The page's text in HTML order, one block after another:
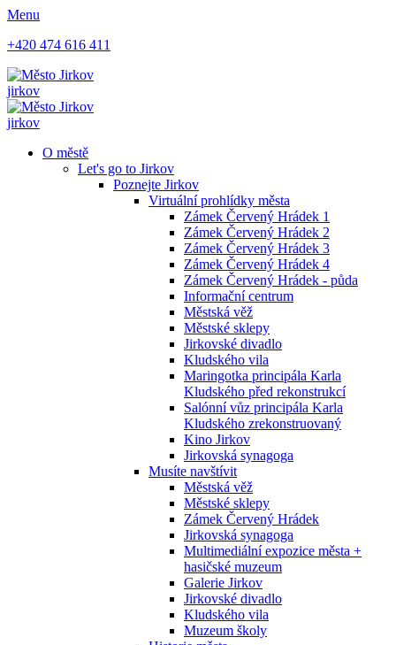
Menu
+420 474 616 411
jirkov
jirkov
O městě
Let's go to Jirkov
Poznejte Jirkov
Virtuální prohlídky města
Zámek Červený Hrádek 1
Zámek Červený Hrádek 2
Zámek Červený Hrádek 3
Zámek Červený Hrádek 4
Zámek Červený Hrádek - půda
Informační centrum
Městská věž
Městské sklepy
Jirkovské divadlo
Kludského vila
Maringotka principála Karla
Kludského před rekonstrukcí
Salónní vůz principála Karla
Kludského zrekonstruovaný
Kino Jirkov
Jirkovská synagoga
Musíte navštívit
Městská věž
Městské sklepy
Zámek Červený Hrádek
Jirkovská synagoga
Multimediální expozice města +
hasičské muzeum
Galerie Jirkov
Jirkovské divadlo
Kludského vila
Muzeum školy